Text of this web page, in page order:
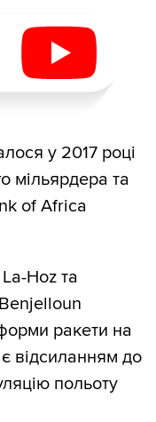
у 2017 році
мільярдера та
of Africa
Hoz та
ракети на
відсиланням до
польоту